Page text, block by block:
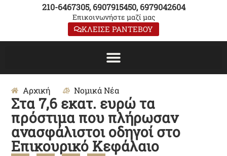
210-6467305, 6907915450, 6979042604
Επικοινωνήστε μαζί μας
ΚΛΕΙΣΕ ΡΑΝΤΕΒΟΥ
Αρχική Νομικά Νέα
Στα 7,6 εκατ. ευρώ τα
πρόστιμα που πλήρωσαν
ανασφάλιστοι οδηγοί στο
Επικουρικό Κεφάλαιο